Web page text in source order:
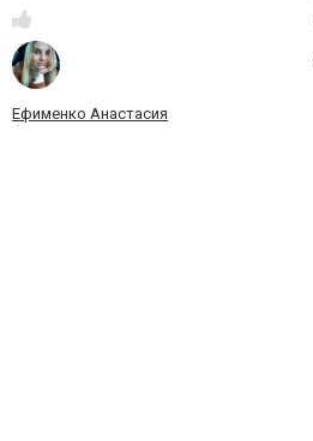
Ефименко Анастасия